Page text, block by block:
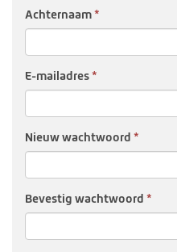
Achter­naam
E-mail­adres
Nieuw wacht­woord
Bevestig wacht­woord